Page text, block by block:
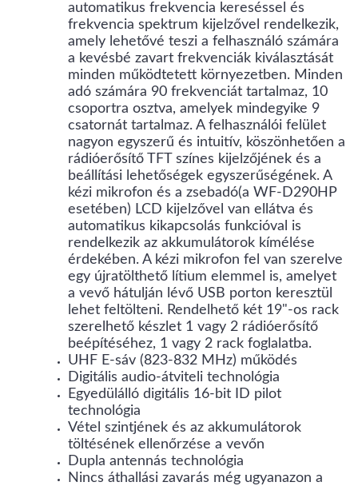
automatikus frekvencia kereséssel és
frekvencia spektrum kijelzővel rendelkezik,
amely lehetővé teszi a felhasználó számára
a kevésbé zavart frekvenciák kiválasztását
minden működtetett környezetben. Minden
adó számára 90 frekvenciát tartalmaz, 10
csoportra osztva, amelyek mindegyike 9
csatornát tartalmaz. A felhasználói felület
nagyon egyszerű és intuitív, köszönhetően a
rádióerősítő TFT színes kijelzőjének és a
beállítási lehetőségek egyszerűségének. A
kézi mikrofon és a zsebadó(a WF-D290HP
esetében) LCD kijelzővel van ellátva és
automatikus kikapcsolás funkcióval is
rendelkezik az akkumulátorok kímélése
érdekében. A kézi mikrofon fel van szerelve
egy újratölthető lítium elemmel is, amelyet
a vevő hátulján lévő USB porton keresztül
lehet feltölteni. Rendelhető két 19"-os rack
szerelhető készlet 1 vagy 2 rádióerősítő
beépítéséhez, 1 vagy 2 rack foglalatba.
UHF E-sáv (823-832 MHz) működés
Digitális audio-átviteli technológia
Egyedülálló digitális 16-bit ID pilot
technológia
Vétel szintjének és az akkumulátorok
töltésének ellenőrzése a vevőn
Dupla antennás technológia
Nincs áthallási zavarás még ugyanazon a